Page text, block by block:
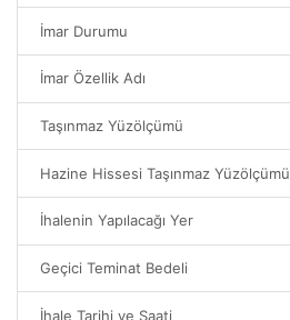
İmar Durumu
İmar Özellik Adı
Taşınmaz Yüzölçümü
Hazine Hissesi Taşınmaz Yüzölçümü
İhalenin Yapılacağı Yer
Geçici Teminat Bedeli
İhale Tarihi ve Saati